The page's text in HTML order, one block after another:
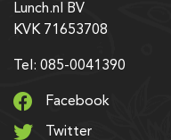
Lunch.nl BV
KVK 71653708
Tel: 085-0041390
Facebook
Twitter